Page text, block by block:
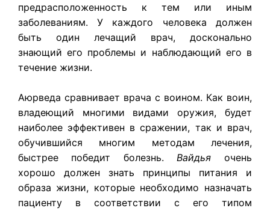
предрасположенность к тем или иным
заболеваниям. У каждого человека должен
быть один лечащий врач, досконально
знающий его проблемы и наблюдающий его в
течение жизни.
Аюрведа сравнивает врача с воином. Как воин,
владеющий многими видами оружия, будет
наиболее эффективен в сражении, так и врач,
обучившийся многим методам лечения,
быстрее победит болезнь.Вайдьяочень
хорошо должен знать принципы питания и
образа жизни, которые необходимо назначать
пациенту в соответствии с его типом